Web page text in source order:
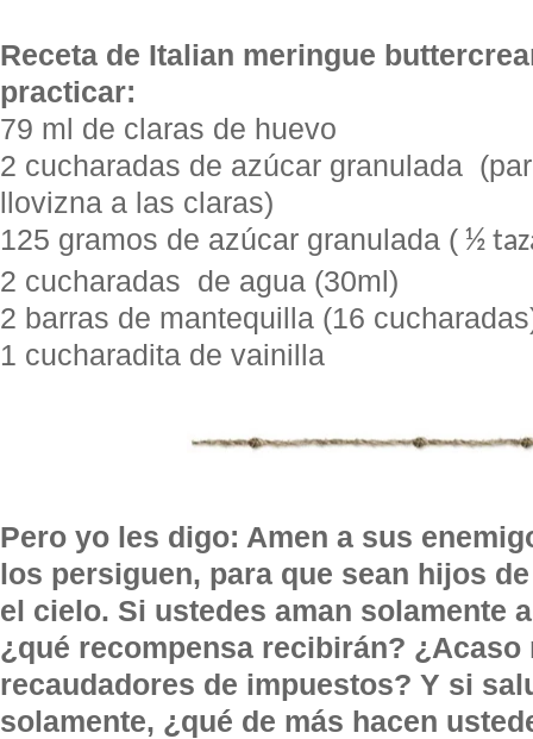
Receta de Italian meringue
practicar:
79 ml de claras de huevo
2 cucharadas de azúcar granulada
llovizna a las claras)
125 gramos de azúcar granulada ( ½
2 cucharadas de agua (30ml)
2 barras de mantequilla (16
1 cucharadita de vainilla
Pero yo les digo: Amen a sus
los persiguen, para que sean hijos
el cielo. Si ustedes aman solamente
¿qué recompensa recibirán?
recaudadores de impuestos? Y si
solamente, ¿qué de más hacen